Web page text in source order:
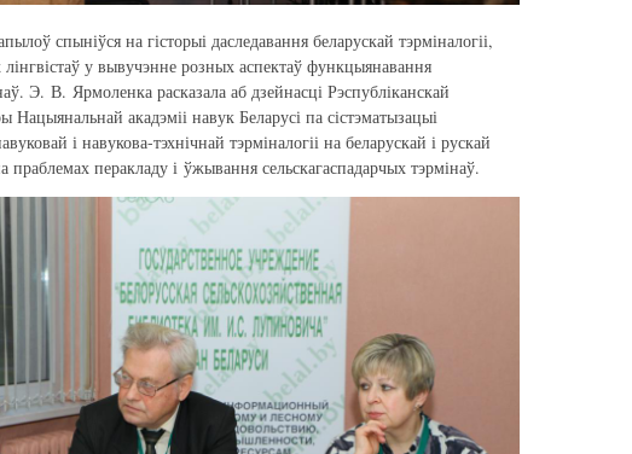
спыніўся на гісторыі даследавання беларускай тэрміналогіі,
лінгвістаў у вывучэнне розных аспектаў функцыянавання
Э. В. Ярмоленка расказала аб дзейнасці Рэспубліканскай
Нацыянальнай акадэміі навук Беларусі па сістэматызацыі
і навукова-тэхнічнай тэрміналогіі на беларускай і рускай
праблемах перакладу і ўжывання сельскагаспадарчых тэрмінаў.